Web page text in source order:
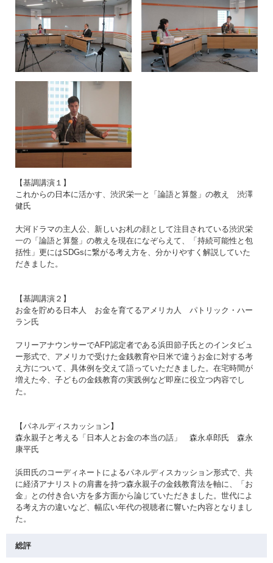
【基調講演１】
これからの日本に活かす、渋沢栄一と「論語と算盤」の教え 渋澤
健氏
大河ドラマの主人公、新しいお札の顔として注目されている渋沢栄
一の「論語と算盤」の教えを現在になぞらえて、「持続可能性と包
括性」更にはSDGsに繋がる考え方を、分かりやすく解説していた
だきました。
【基調講演２】
お金を貯める日本人 お金を育てるアメリカ人 パトリック・ハー
ラン氏
フリーアナウンサーでAFP認定者である浜田節子氏とのインタビュ
ー形式で、アメリカで受けた金銭教育や日米で違うお金に対する考
え方について、具体例を交えて語っていただきました。在宅時間が
増えた今、子どもの金銭教育の実践例など即座に役立つ内容でし
た。
【パネルディスカッション】
森永親子と考える「日本人とお金の本当の話」 森永卓郎氏 森永
康平氏
浜田氏のコーディネートによるパネルディスカッション形式で、共
に経済アナリストの肩書を持つ森永親子の金銭教育法を軸に、「お
金」との付き合い方を多方面から論じていただきました。世代によ
る考え方の違いなど、幅広い年代の視聴者に響いた内容となりまし
た。
総評